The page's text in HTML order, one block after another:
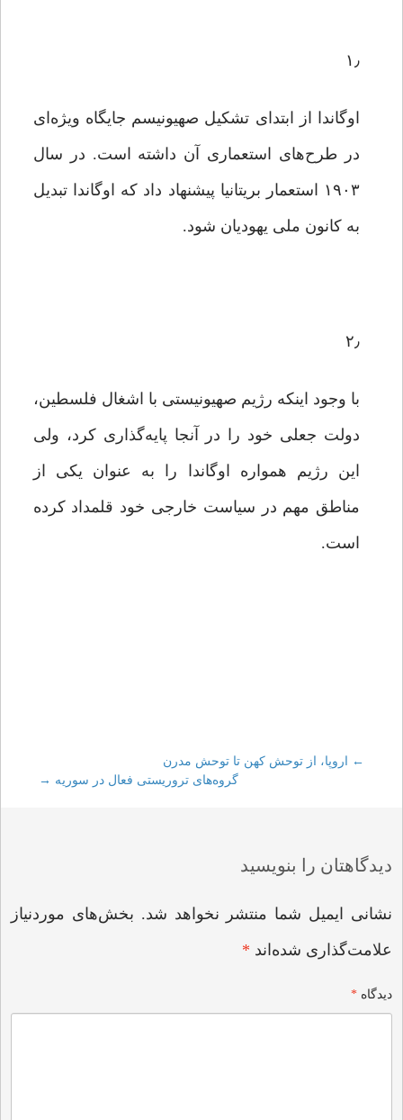
۱٫
اوگاندا از ابتدای تشکیل صهیونیسم جایگاه ویژه‌ای
در طرح‌های استعماری آن داشته است. در سال
۱۹۰۳ استعمار بریتانیا پیشنهاد داد که اوگاندا تبدیل
به کانون ملی یهودیان شود.
۲٫
با وجود اینکه رژیم صهیونیستی با اشغال فلسطین،
دولت جعلی خود را در آنجا پایه‌گذاری کرد، ولی
این رژیم همواره اوگاندا را به عنوان یکی از
مناطق مهم در سیاست خارجی خود قلمداد کرده
است.
Post
←
اروپا، از توحش کهن تا توحش مدرن
گروه‌های تروریستی فعال در سوریه →
دیدگاهتان را بنویسید
نشانی ایمیل شما منتشر نخواهد شد. بخش‌های موردنیاز
علامت‌گذاری شده‌اند *
دیدگاه*